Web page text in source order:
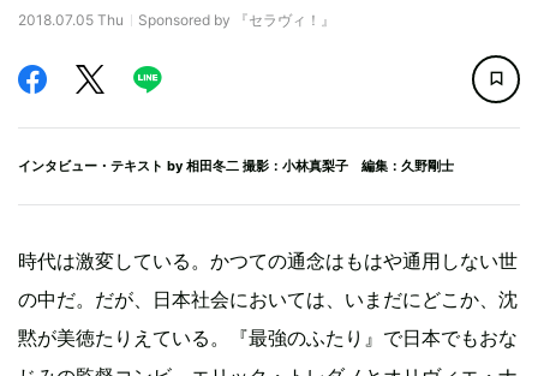
2018.07.05 Thu Sponsored by 『セラヴィ！』
インタビュー・テキスト by 相田冬二 撮影：小林真梨子 編集：久野剛士
時代は激変している。かつての通念はもはや通用しない世
の中だ。だが、日本社会においては、いまだにどこか、沈
黙が美徳たりえている。『最強のふたり』で日本でもおな